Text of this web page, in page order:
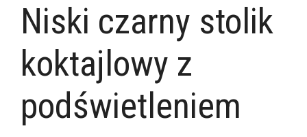
Niski czarny stolik
koktajlowy z
podświetleniem